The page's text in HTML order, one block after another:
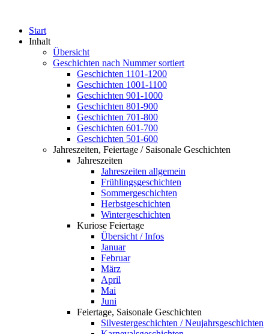
Start
Inhalt
Übersicht
Geschichten nach Nummer sortiert
Geschichten 1101-1200
Geschichten 1001-1100
Geschichten 901-1000
Geschichten 801-900
Geschichten 701-800
Geschichten 601-700
Geschichten 501-600
Jahreszeiten, Feiertage / Saisonale Geschichten
Jahreszeiten
Jahreszeiten allgemein
Frühlingsgeschichten
Sommergeschichten
Herbstgeschichten
Wintergeschichten
Kuriose Feiertage
Übersicht / Infos
Januar
Februar
März
April
Mai
Juni
Feiertage, Saisonale Geschichten
Silvestergeschichten / Neujahrsgeschichten